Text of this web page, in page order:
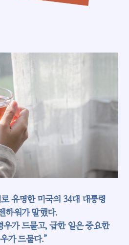
Wave
일, 플레이스
렌드 프리뷰
MOEL 뉴스
팩트풀니스
잡, MBTI
낼툰
이벤트
독자 라운지
유명한 미국의 34대 대통령
하워가 말했다.
우가 드물고, 급한 일은 중요한
가 드물다.”